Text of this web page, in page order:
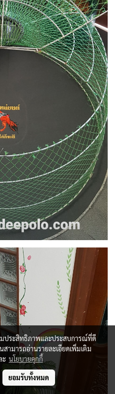
มประสิทธิภาพและประสบการณ์ที่ดี
สามารถอ่านรายละเอียดเพิ่มเติม
ะ นโยบายคุกกี้
ยอมรับทั้งหมด